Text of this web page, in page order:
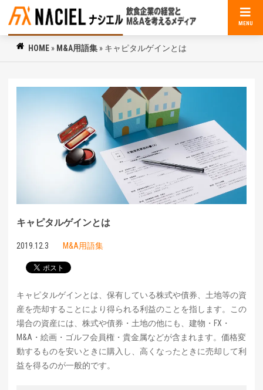
MENU
HOME » M&A用語集 » キャピタルゲインとは
キャピタルゲインとは
2019.12.3 M&A用語集
キャピタルゲインとは、保有している株式や債券、土地等の資
産を売却することにより得られる利益のことを指します。この
場合の資産には、株式や債券・土地の他にも、建物・FX・
M&A・絵画・ゴルフ会員権・貴金属などが含まれます。価格変
動するものを安いときに購入し、高くなったときに売却して利
益を得るのが一般的です。